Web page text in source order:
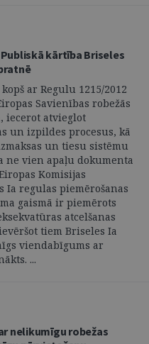
kārtība Briseles
ar Regulu 1215/2012
Savienības robežās
iecerot atvieglot
un izpildes procesus, kā
un tiesu sistēmu
ne vien apaļu dokumenta
Komisijas
regulas piemērošanas
gaismā ir piemērots
atcelšanas
tiem Briseles Ia
viendabīgums ar
...
nelikumīgu robežas